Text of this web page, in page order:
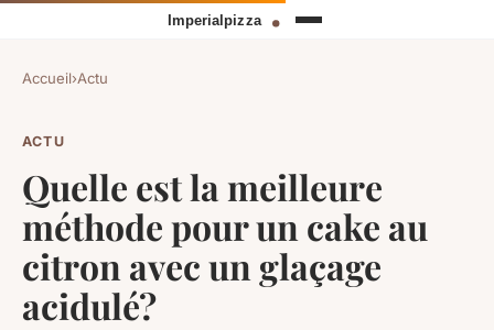
Accueil›Actu
ACTU
Quelle est la meilleure
méthode pour un cake au
citron avec un glaçage
acidulé?